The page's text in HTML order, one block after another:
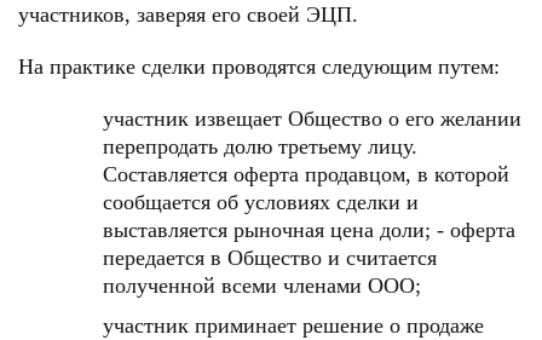
участников, заверяя его своей ЭЦП.
На практике сделки проводятся следующим путем:
участник извещает Общество о его желании
перепродать долю третьему лицу.
Составляется оферта продавцом, в которой
сообщается об условиях сделки и
выставляется рыночная цена доли; - оферта
передается в Общество и считается
полученной всеми членами ООО;
участник приминает решение о продаже